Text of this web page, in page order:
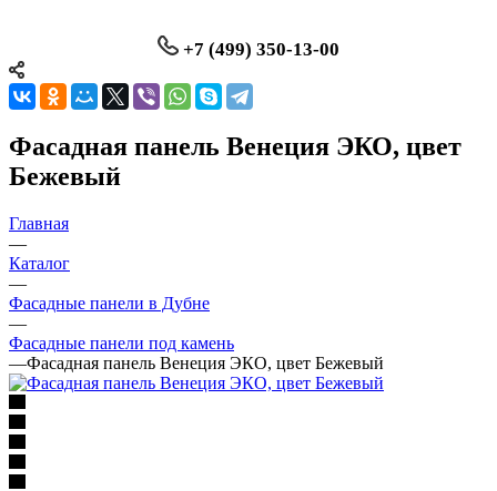
+7 (499) 350-13-00
Фасадная панель Венеция ЭКО, цвет
Бежевый
Главная
—
Каталог
—
Фасадные панели в Дубне
—
Фасадные панели под камень
—Фасадная панель Венеция ЭКО, цвет Бежевый